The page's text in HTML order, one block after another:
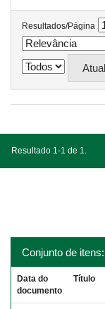
Resultados/Página
Resultado 1-1 de 1.
Conjunto de itens:
Data do
documento
Título